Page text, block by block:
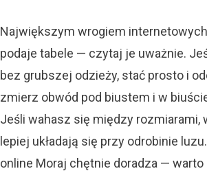
Największym wrogiem
podaje tabele — czytaj je uważnie.
bez grubszej odzieży, stać prosto i
zmierz obwód pod biustem i w
Jeśli wahasz się między
lepiej układają się przy odrobinie
online Moraj chętnie doradza —